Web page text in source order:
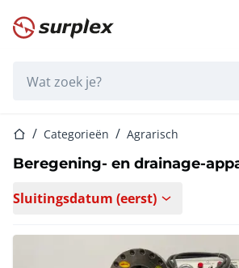
Startpagina
StartpaginaCategorieën Agrarisch
Beregening- en drainage-
Sluitingsdatum (eerst)